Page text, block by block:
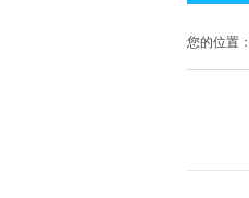
您的位置：